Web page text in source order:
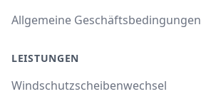
Allgemeine Geschäftsbedingungen
LEISTUNGEN
Windschutzscheibenwechsel